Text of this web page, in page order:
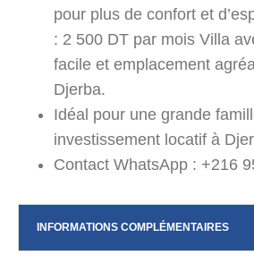
pour plus de confort et
: 2 500 DT par mois Villa
facile et emplacement
Djerba.
Idéal pour une grande
investissement locatif à
Contact WhatsApp : +216
INFORMATIONS COMPLÉMENTAIRES